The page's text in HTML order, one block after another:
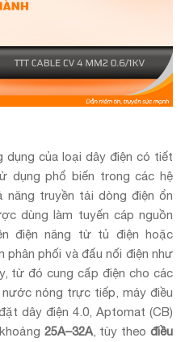
dụng của loại dây điện có tiết
dụng phổ biến trong các hệ
năng truyền tải dòng điện ổn
dùng làm tuyến cáp nguồn
điện năng từtủ điện hoặc
phân phối và đấu nối điện như
từ đó cung cấp điện cho các
nóng trực tiếp, máy điều
dây điện 4.0, Aptomat (CB)
25A–32A, tùy theođiều